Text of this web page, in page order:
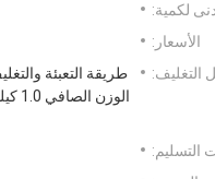
لكمية:
الأسعار:
التغليف:
طريقة التعبئة
التسليم: